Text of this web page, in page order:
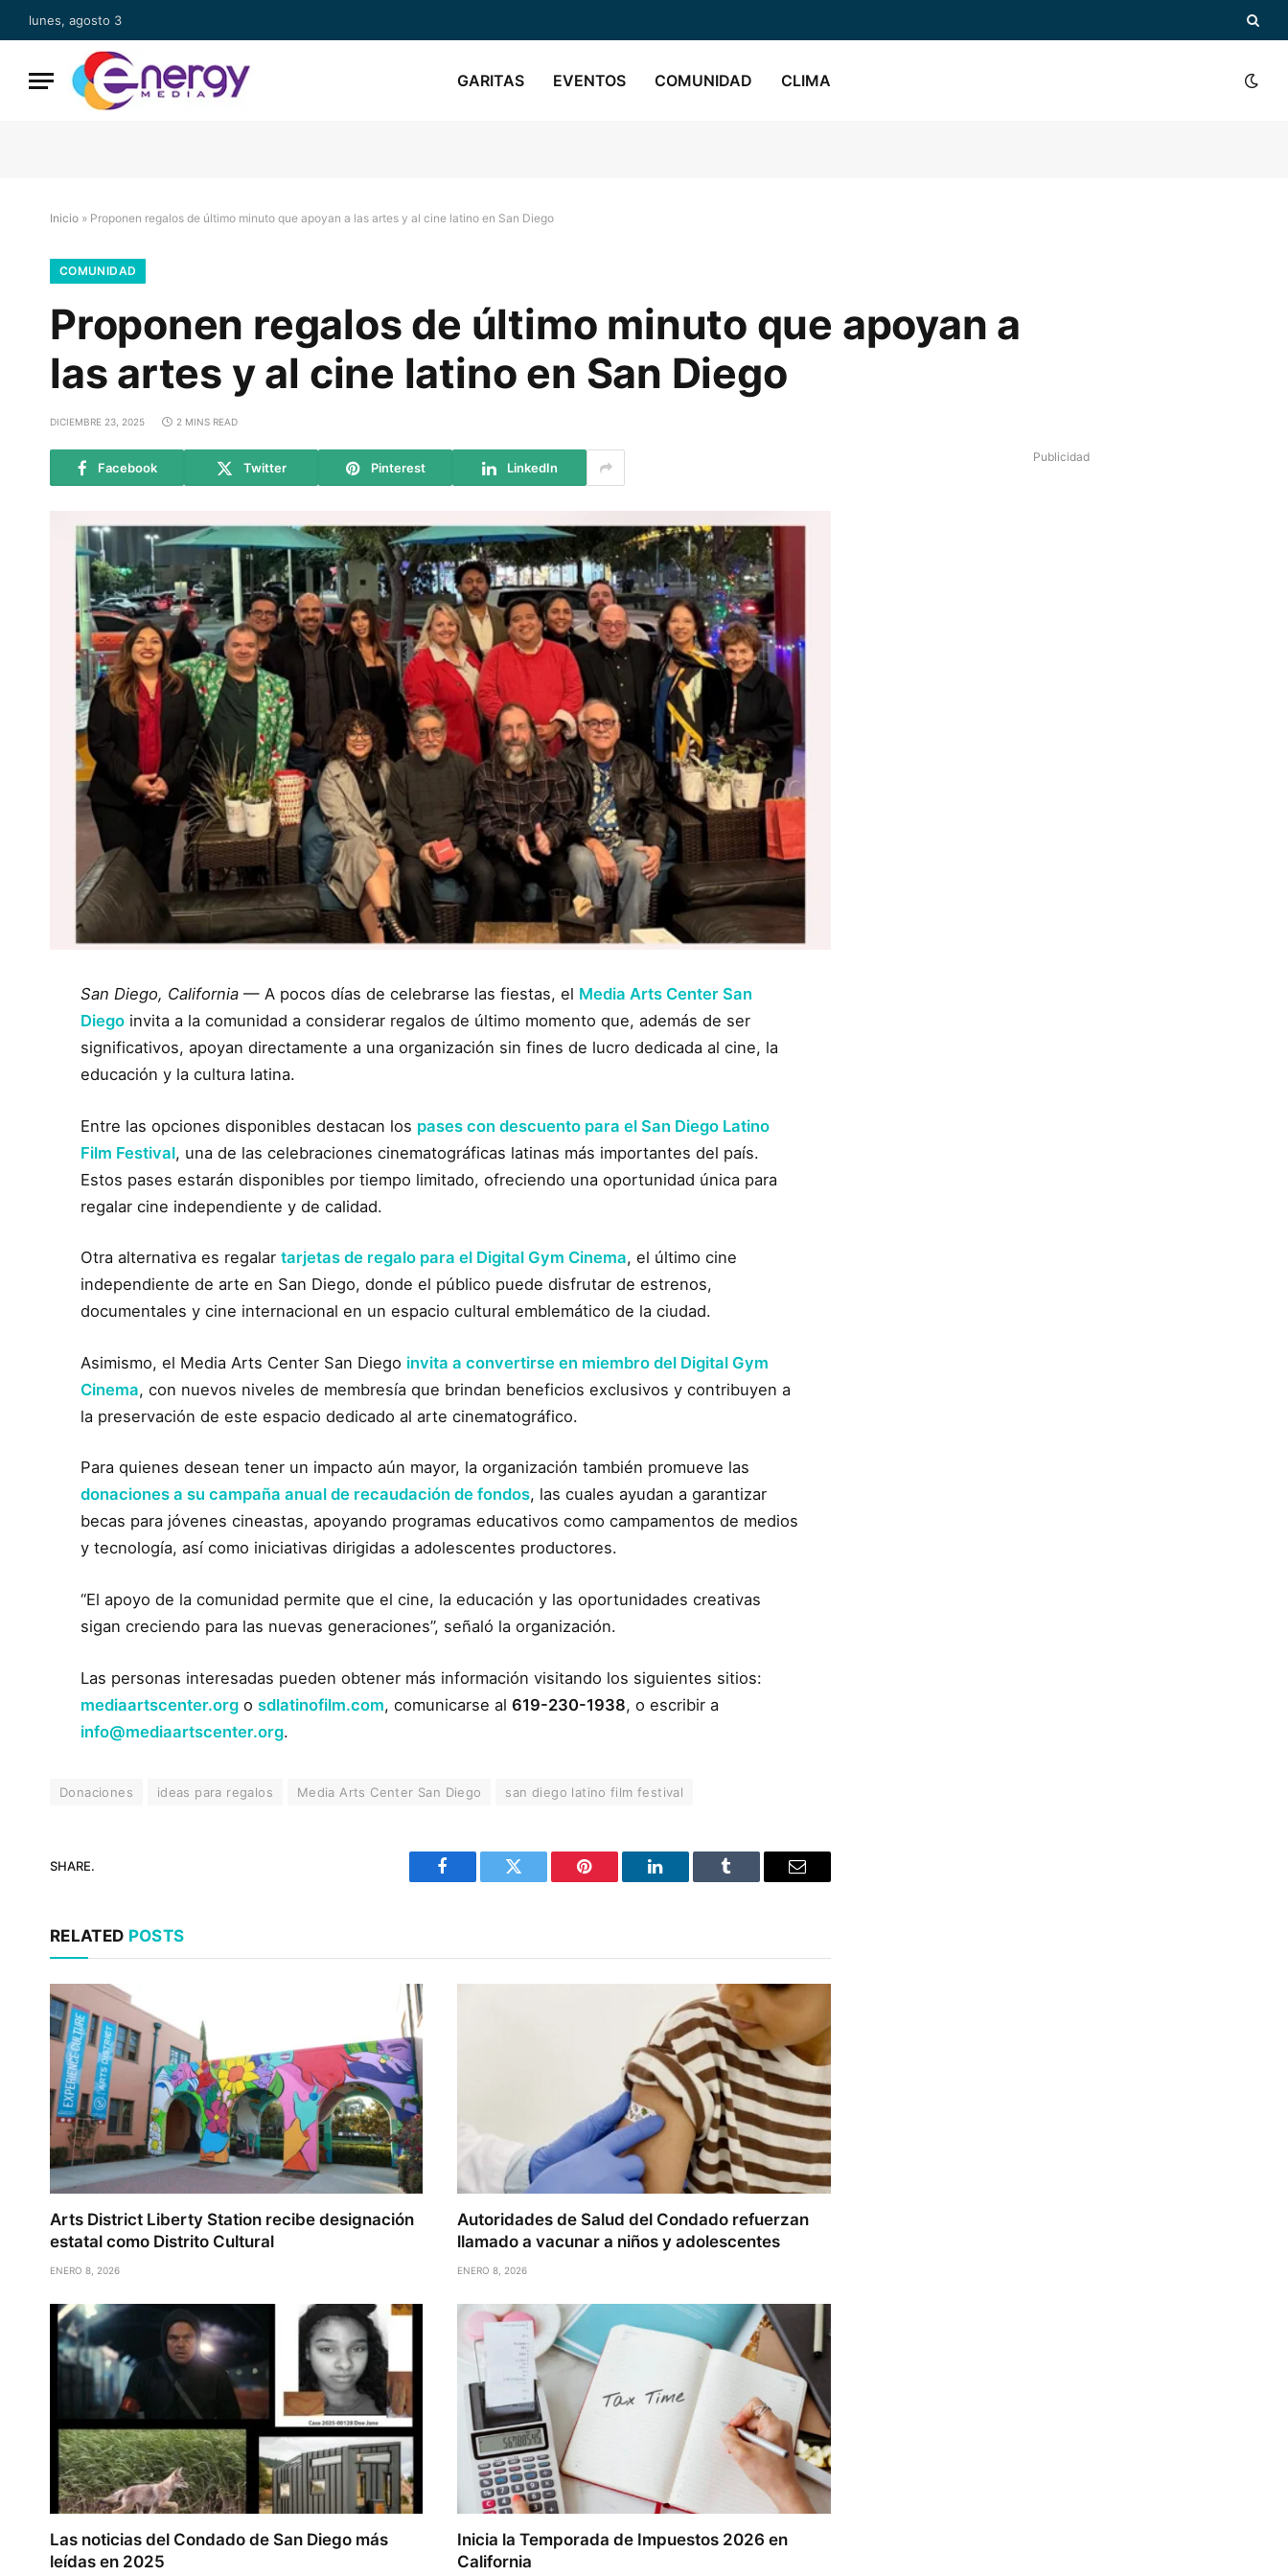
lunes, agosto 3
GARITAS EVENTOS COMUNIDAD CLIMA
Inicio » Proponen regalos de último minuto que apoyan a las artes y al cine latino en San Diego
COMUNIDAD
Proponen regalos de último minuto que apoyan a
las artes y al cine latino en San Diego
DICIEMBRE 23, 2025 2 MINS READ
Facebook Twitter Pinterest LinkedIn
San Diego, California — A pocos días de celebrarse las fiestas, el Media Arts Center San
Diego invita a la comunidad a considerar regalos de último momento que, además de ser
significativos, apoyan directamente a una organización sin fines de lucro dedicada al cine, la
educación y la cultura latina.
Entre las opciones disponibles destacan los pases con descuento para el San Diego Latino
Film Festival, una de las celebraciones cinematográficas latinas más importantes del país.
Estos pases estarán disponibles por tiempo limitado, ofreciendo una oportunidad única para
regalar cine independiente y de calidad.
Otra alternativa es regalartarjetas de regalo para el Digital Gym Cinema, el último cine
independiente de arte en San Diego, donde el público puede disfrutar de estrenos,
documentales y cine internacional en un espacio cultural emblemático de la ciudad.
Asimismo, el Media Arts Center San Diego invita a convertirse en miembro del Digital Gym
Cinema, con nuevos niveles de membresía que brindan beneficios exclusivos y contribuyen a
la preservación de este espacio dedicado al arte cinematográfico.
Para quienes desean tener un impacto aún mayor, la organización también promueve las
donaciones a su campaña anual de recaudación de fondos, las cuales ayudan a garantizar
becas para jóvenes cineastas, apoyando programas educativos como campamentos de medios
y tecnología, así como iniciativas dirigidas a adolescentes productores.
“El apoyo de la comunidad permite que el cine, la educación y las oportunidades creativas
sigan creciendo para las nuevas generaciones”, señaló la organización.
Las personas interesadas pueden obtener más información visitando los siguientes sitios:
mediaartscenter.org osdlatinofilm.com, comunicarse al619-230-1938, o escribir a
info@mediaartscenter.org.
Donaciones ideas para regalos Media Arts Center San Diego san diego latino film festival
SHARE.
Facebook Twitter Pinterest LinkedIn Tumblr Email
RELATED POSTS
Arts District Liberty Station recibe designación
estatal como Distrito Cultural
ENERO 8, 2026
Autoridades de Salud del Condado refuerzan
llamado a vacunar a niños y adolescentes
ENERO 8, 2026
Las noticias del Condado de San Diego más
leídas en 2025
Inicia la Temporada de Impuestos 2026 en
California
Publicidad